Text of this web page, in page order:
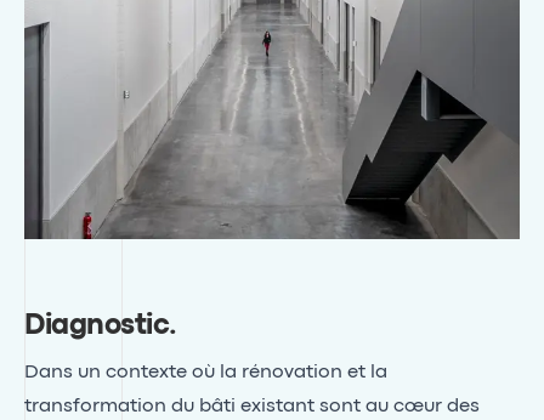
Diagnostic.
Dans un contexte où la rénovation et la
transformation du bâti existant sont au cœur des